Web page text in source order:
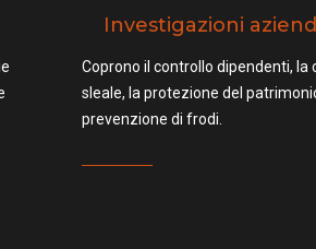
Investigazioni
Coprono il controllo dipendenti, la
sleale, la protezione del
prevenzione di frodi.